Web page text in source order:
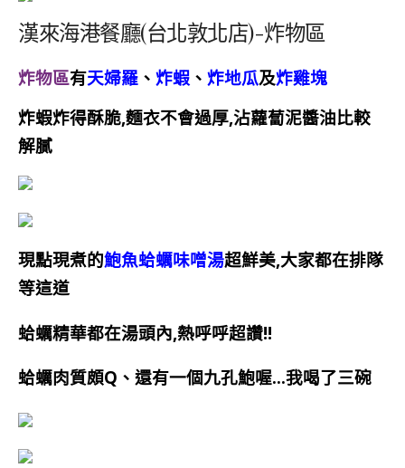
漢來海港餐廳(台北敦北店)-炸物區
炸物區有天婦羅 、 炸蝦 、 炸地瓜及炸雞塊
炸蝦炸得酥脆,麵衣不會過厚,沾蘿蔔泥醬油比較
解膩
現點現煮的鮑魚蛤蠣味噌湯超鮮美,大家都在排隊
等這道
蛤蠣精華都在湯頭內,熱呼呼超讚!!
蛤蠣肉質頗Q、還有一個九孔鮑喔…我喝了三碗